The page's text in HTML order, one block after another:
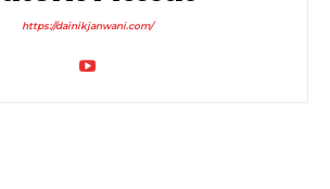
https://dainikjanwani.com/